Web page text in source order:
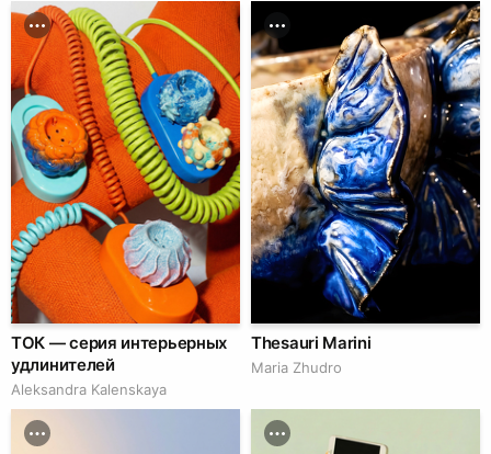
ТОК — серия интерьерных
удлинителей
Aleksandra Kalenskaya
Thesauri Marini
Maria Zhudro